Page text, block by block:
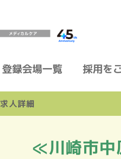
登録会場一覧 採用を
求人詳細
≪川崎市中